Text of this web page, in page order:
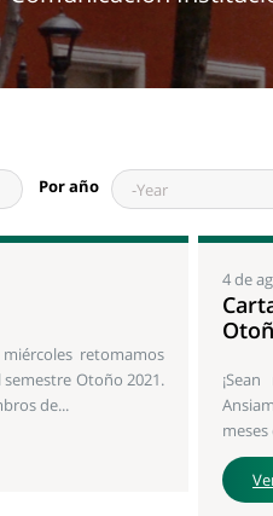
Por año
Year
retomamos
Otoño 2021.
de...
4 de